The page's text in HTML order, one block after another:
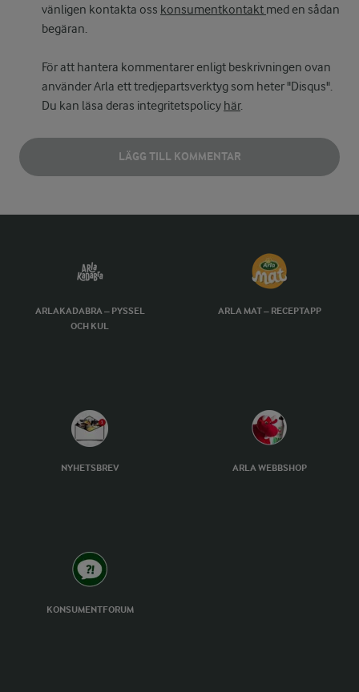
vänligen kontakta oss konsumentkontakt med en sådan
begäran.
För att hantera kommentarer enligt beskrivningen ovan
använder Arla ett tredjepartsverktyg som heter "Disqus".
Du kan läsa deras integritetspolicy här.
LÄGG TILL KOMMENTAR
ARLAKADABRA – PYSSEL
OCH KUL
ARLA MAT – RECEPTAPP
NYHETSBREV ARLA WEBBSHOP
KONSUMENTFORUM